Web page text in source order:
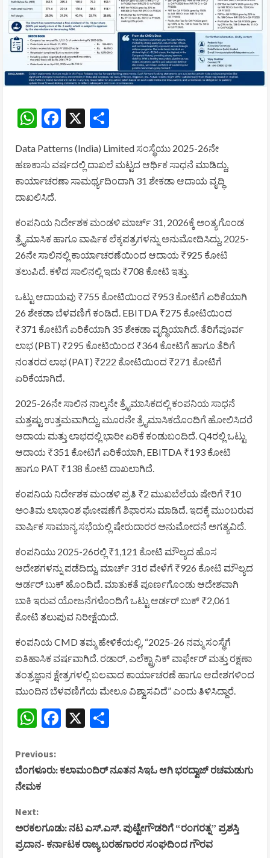
WhatsApp
Facebook
X
Data Patterns (India) Limitedಸಂಸ್ಥೆಯು 2025-26ನೇ
ಹಣಕಾಸು ವರ್ಷದಲ್ಲಿ ದಾಖಲೆ ಮಟ್ಟದ ಆರ್ಥಿಕ ಸಾಧನೆ ಮಾಡಿದ್ದು,
ಕಾರ್ಯಾಚರಣಾ ಸಾಮರ್ಥ್ಯದಿಂದಾಗಿ 31 ಶೇಕಡಾ ಆದಾಯ ವೃದ್ಧಿ
ದಾಖಲಿಸಿದೆ.
ಕಂಪನಿಯ ನಿರ್ದೇಶಕ ಮಂಡಳಿ ಮಾರ್ಚ್ 31, 2026ಕ್ಕೆ ಅಂತ್ಯಗೊಂಡ
ತ್ರೈಮಾಸಿಕ ಹಾಗೂ ವಾರ್ಷಿಕ ಲೆಕ್ಕಪತ್ರಗಳನ್ನು ಅನುಮೋದಿಸಿದ್ದು, 2025-
26ನೇ ಸಾಲಿನಲ್ಲಿ ಕಾರ್ಯಾಚರಣೆಯಿಂದ ಆದಾಯ ₹925 ಕೋಟಿ
ತಲುಪಿದೆ. ಕಳೆದ ಸಾಲಿನಲ್ಲಿ ಇದು ₹708 ಕೋಟಿ ಇತ್ತು.
ಒಟ್ಟು ಆದಾಯವು ₹755 ಕೋಟಿಯಿಂದ ₹953 ಕೋಟಿಗೆ ಏರಿಕೆಯಾಗಿ
26 ಶೇಕಡಾ ಬೆಳವಣಿಗೆ ಕಂಡಿದೆ. EBITDA ₹275 ಕೋಟಿಯಿಂದ
₹371 ಕೋಟಿಗೆ ಏರಿಕೆಯಾಗಿ 35 ಶೇಕಡಾ ವೃದ್ಧಿಯಾಗಿದೆ. ತೆರಿಗೆಪೂರ್ವ
ಲಾಭ (PBT) ₹295 ಕೋಟಿಯಿಂದ ₹364 ಕೋಟಿಗೆ ಹಾಗೂ ತೆರಿಗೆ
ನಂತರದ ಲಾಭ (PAT) ₹222 ಕೋಟಿಯಿಂದ ₹271 ಕೋಟಿಗೆ
ಏರಿಕೆಯಾಗಿದೆ.
2025-26ನೇ ಸಾಲಿನ ನಾಲ್ಕನೇ ತ್ರೈಮಾಸಿಕದಲ್ಲಿ ಕಂಪನಿಯ ಸಾಧನೆ
ಮತ್ತಷ್ಟು ಉತ್ತಮವಾಗಿದ್ದು, ಮೂರನೇ ತ್ರೈಮಾಸಿಕದೊಂದಿಗೆ ಹೋಲಿಸಿದರೆ
ಆದಾಯ ಮತ್ತು ಲಾಭದಲ್ಲಿ ಭಾರೀ ಏರಿಕೆ ಕಂಡುಬಂದಿದೆ. Q4ರಲ್ಲಿ ಒಟ್ಟು
ಆದಾಯ ₹351 ಕೋಟಿಗೆ ಏರಿಕೆಯಾಗಿ, EBITDA ₹193 ಕೋಟಿ
ಹಾಗೂ PAT ₹138 ಕೋಟಿ ದಾಖಲಾಗಿದೆ.
ಕಂಪನಿಯ ನಿರ್ದೇಶಕ ಮಂಡಳಿ ಪ್ರತಿ ₹2 ಮುಖಬೆಲೆಯ ಷೇರಿಗೆ ₹10
ಅಂತಿಮ ಲಾಭಾಂಶ ಘೋಷಣೆಗೆ ಶಿಫಾರಸು ಮಾಡಿದೆ. ಇದಕ್ಕೆ ಮುಂಬರುವ
ವಾರ್ಷಿಕ ಸಾಮಾನ್ಯ ಸಭೆಯಲ್ಲಿ ಷೇರುದಾರರ ಅನುಮೋದನೆ ಅಗತ್ಯವಿದೆ.
ಕಂಪನಿಯು 2025-26ರಲ್ಲಿ ₹1,121 ಕೋಟಿ ಮೌಲ್ಯದ ಹೊಸ
ಆದೇಶಗಳನ್ನು ಪಡೆದಿದ್ದು, ಮಾರ್ಚ್ 31ರ ವೇಳೆಗೆ ₹926 ಕೋಟಿ ಮೌಲ್ಯದ
ಆರ್ಡರ್ ಬುಕ್ ಹೊಂದಿದೆ. ಮಾತುಕತೆ ಪೂರ್ಣಗೊಂಡು ಆದೇಶವಾಗಿ
ಬಾಕಿ ಇರುವ ಯೋಜನೆಗಳೊಂದಿಗೆ ಒಟ್ಟು ಆರ್ಡರ್ ಬುಕ್ ₹2,061
ಕೋಟಿ ತಲುಪುವ ನಿರೀಕ್ಷೆಯಿದೆ.
ಕಂಪನಿಯ CMD ತಮ್ಮ ಹೇಳಿಕೆಯಲ್ಲಿ, “2025-26 ನಮ್ಮ ಸಂಸ್ಥೆಗೆ
ಐತಿಹಾಸಿಕ ವರ್ಷವಾಗಿದೆ. ರಡಾರ್, ಎಲೆಕ್ಟ್ರಾನಿಕ್ ವಾರ್ಫೇರ್ ಮತ್ತು ರಕ್ಷಣಾ
ತಂತ್ರಜ್ಞಾನ ಕ್ಷೇತ್ರಗಳಲ್ಲಿ ಬಲವಾದ ಕಾರ್ಯಾಚರಣೆ ಹಾಗೂ ಆದೇಶಗಳಿಂದ
ಮುಂದಿನ ಬೆಳವಣಿಗೆಯ ಮೇಲೂ ವಿಶ್ವಾಸವಿದೆ” ಎಂದು ತಿಳಿಸಿದ್ದಾರೆ.
WhatsApp
Facebook
X
C
o
n
t
Previous:
ಬೆಂಗಳೂರು: ಕಲಾಮಂದಿರ್ ನೂತನ ಸಿಇಓ ಆಗಿ ಭರದ್ವಾಜ್ ರಚಮಡುಗು
ನೇಮಕ
Next:
ಅರಕಲಗೂಡು: ನಟ ಎಸ್.ಎಸ್. ಪುಟ್ಟೇಗೌಡರಿಗೆ “ರಂಗರತ್ನ” ಪ್ರಶಸ್ತಿ
ಪ್ರದಾನ- ಕರ್ನಾಟಕ ರಾಜ್ಯ ಬರಹಗಾರರ ಸಂಘದಿಂದ ಗೌರವ